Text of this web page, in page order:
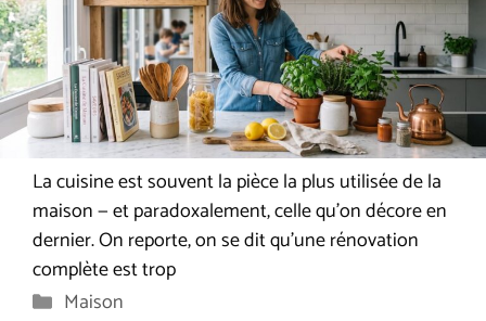
La cuisine est souvent la pièce la plus utilisée de la
maison — et paradoxalement, celle qu’on décore en
dernier. On reporte, on se dit qu’une rénovation
complète est trop
Catégories
Maison